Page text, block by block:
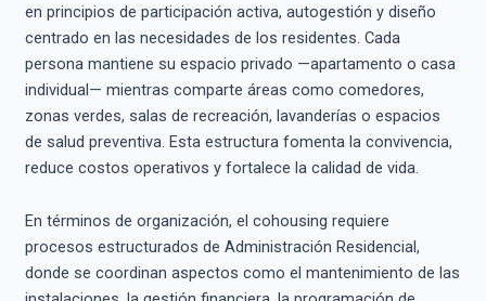
en principios de participación activa, autogestión y diseño
centrado en las necesidades de los residentes. Cada
persona mantiene su espacio privado —apartamento o casa
individual— mientras comparte áreas como comedores,
zonas verdes, salas de recreación, lavanderías o espacios
de salud preventiva. Esta estructura fomenta la convivencia,
reduce costos operativos y fortalece la calidad de vida.
En términos de organización, el cohousing requiere
procesos estructurados de Administración Residencial,
donde se coordinan aspectos como el mantenimiento de las